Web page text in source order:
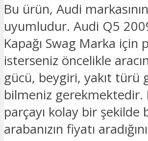
Bu ürün, Audi
uyumludur. Audi Q5
Kapağı Swag Marka için
isterseniz öncelikle
gücü, beygiri, yakıt türü
bilmeniz gerekmektedir.
parçayı kolay bir şekilde
arabanızın fiyatı